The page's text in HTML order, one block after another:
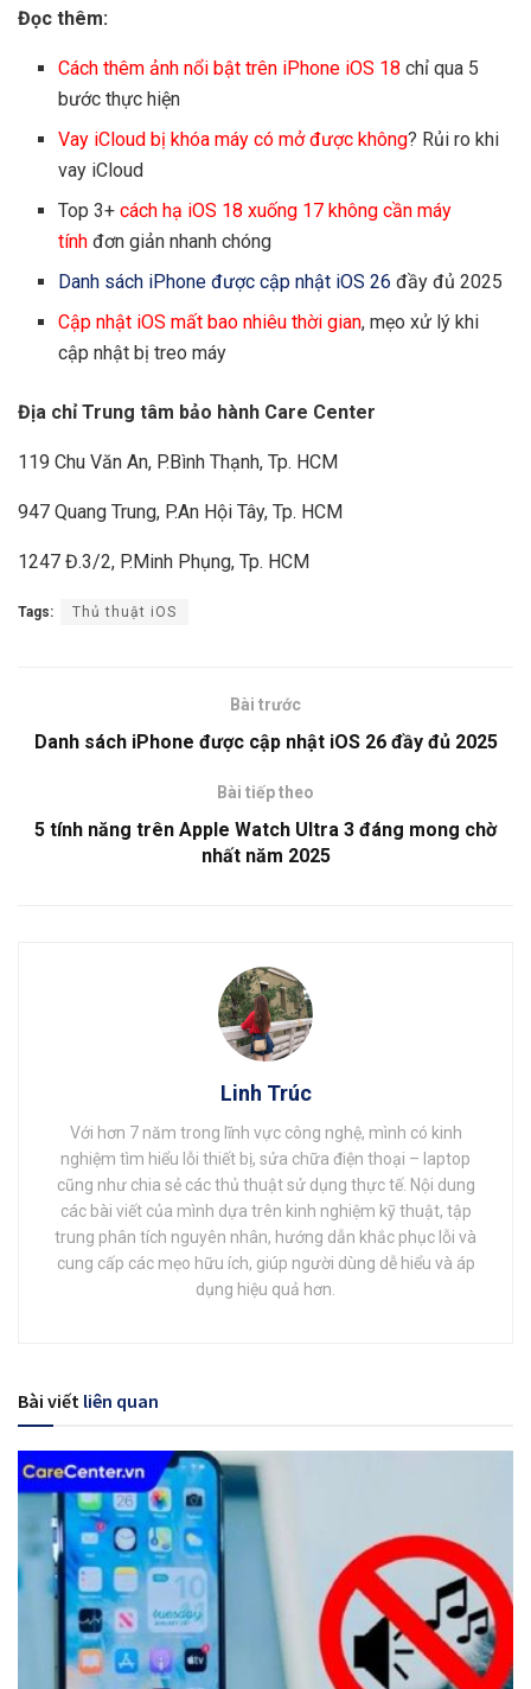
Đọc thêm:
Cách thêm ảnh nổi bật trên iPhone iOS 18 chỉ qua 5
bước thực hiện
Vay iCloud bị khóa máy có mở được không? Rủi ro khi
vay iCloud
Top 3+cách hạ iOS 18 xuống 17 không cần máy
tính đơn giản nhanh chóng
Danh sách iPhone được cập nhật iOS 26 đầy đủ 2025
Cập nhật iOS mất bao nhiêu thời gian, mẹo xử lý khi
cập nhật bị treo máy
Địa chỉ Trung tâm bảo hành Care Center
119 Chu Văn An, P.Bình Thạnh, Tp. HCM
947 Quang Trung, P.An Hội Tây, Tp. HCM
1247 Đ.3/2, P.Minh Phụng, Tp. HCM
Tags: Thủ thuật iOS
Bài trước
Danh sách iPhone được cập nhật iOS 26 đầy đủ 2025
Bài tiếp theo
5 tính năng trên Apple Watch Ultra 3 đáng mong chờ
nhất năm 2025
Linh Trúc
Với hơn 7 năm trong lĩnh vực công nghệ, mình có kinh
nghiệm tìm hiểu lỗi thiết bị, sửa chữa điện thoại – laptop
cũng như chia sẻ các thủ thuật sử dụng thực tế. Nội dung
các bài viết của mình dựa trên kinh nghiệm kỹ thuật, tập
trung phân tích nguyên nhân, hướng dẫn khắc phục lỗi và
cung cấp các mẹo hữu ích, giúp người dùng dễ hiểu và áp
dụng hiệu quả hơn.
Bài viết liên quan